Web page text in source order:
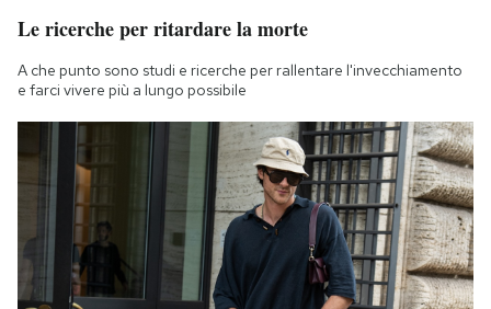
Le ricerche per ritardare la morte
A che punto sono studi e ricerche per rallentare l'invecchiamento
e farci vivere più a lungo possibile